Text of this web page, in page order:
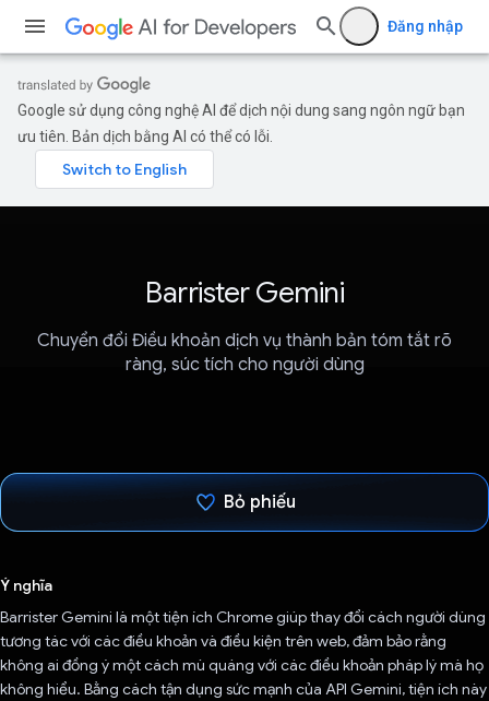
Đăng nhập
Google sử dụng công nghệ AI để dịch nội dung sang ngôn ngữ bạn
ưu tiên. Bản dịch bằng AI có thể có lỗi.
Barrister Gemini
Chuyển đổi Điều khoản dịch vụ thành bản tóm tắt rõ
ràng, súc tích cho người dùng
Bỏ phiếu
Ý nghĩa
Barrister Gemini là một tiện ích Chrome giúp thay đổi cách người dùng
tương tác với các điều khoản và điều kiện trên web, đảm bảo rằng
không ai đồng ý một cách mù quáng với các điều khoản pháp lý mà họ
không hiểu. Bằng cách tận dụng sức mạnh của API Gemini, tiện ích này